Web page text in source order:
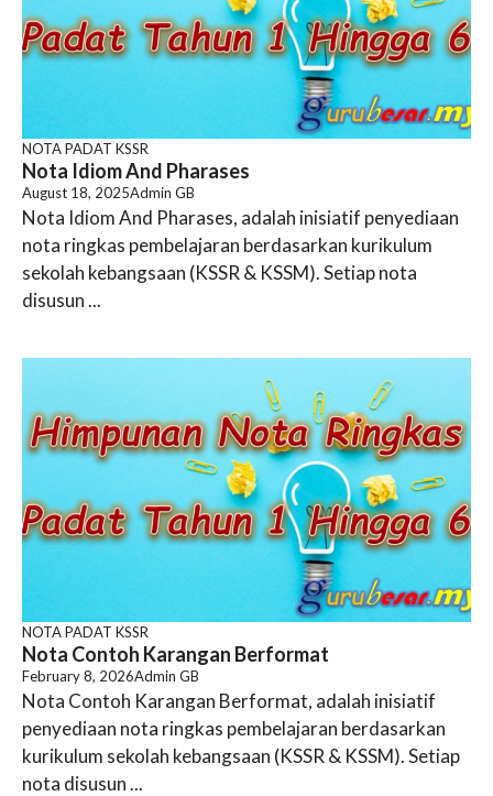
NOTA PADAT KSSR
Nota Idiom And Pharases
August 18, 2025Admin GB
Nota Idiom And Pharases, adalah inisiatif penyediaan
nota ringkas pembelajaran berdasarkan kurikulum
sekolah kebangsaan (KSSR & KSSM). Setiap nota
disusun ...
NOTA PADAT KSSR
Nota Contoh Karangan Berformat
February 8, 2026Admin GB
Nota Contoh Karangan Berformat, adalah inisiatif
penyediaan nota ringkas pembelajaran berdasarkan
kurikulum sekolah kebangsaan (KSSR & KSSM). Setiap
nota disusun ...